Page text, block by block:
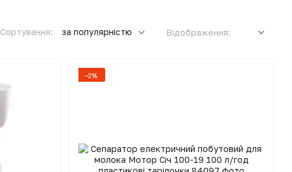
Сортування: за популярністю Відображення:
−2%